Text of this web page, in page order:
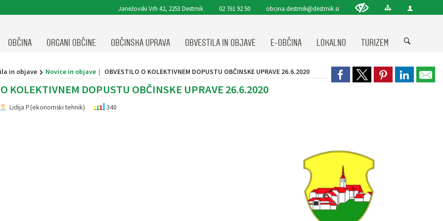
Janežovski Vrh 42, 2253 Destrnik 02 761 92 50 obcina.destrnik@destrnik.si
OBČINA ORGANI OBČINE OBČINSKA UPRAVA OBVESTILA IN OBJAVE E-OBČINA LOKALNO TURIZEM
in objave Novice in objave OBVESTILO O KOLEKTIVNEM DOPUSTU OBČINSKE UPRAVE 26.6.2020
KOLEKTIVNEM DOPUSTU OBČINSKE UPRAVE 26.6.2020
Lidija P.(ekonomski tehnik) 340